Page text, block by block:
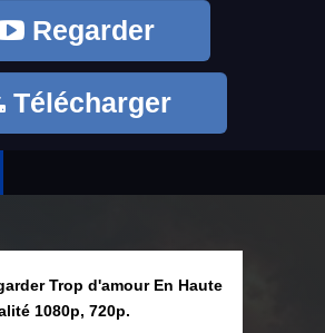
Regarder
Télécharger
Trop d'amour En Haute
1080p, 720p.